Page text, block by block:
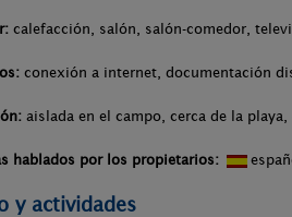
calefacción, salón, salón-comedor,
conexión a internet, documentación
aislada en el campo, cerca de la
hablados por los propietarios:
y actividades